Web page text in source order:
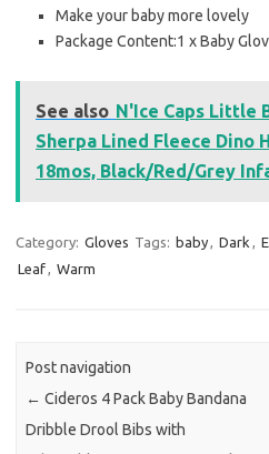
Make your baby more lovely
Package Content:1 x Baby
See also N'Ice Caps Little
Sherpa Lined Fleece Dino
18mos, Black/Red/Grey
Category: Gloves Tags: baby, Dark ,
Leaf, Warm
Post navigation
← Cideros 4 Pack Baby Bandana
Dribble Drool Bibs with